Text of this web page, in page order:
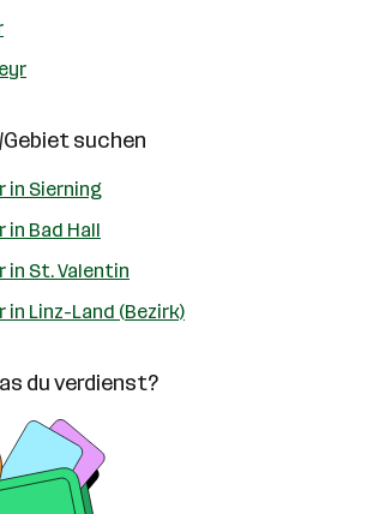
suchen
in Sierning
Bad Hall
St. Valentin
Linz-Land (Bezirk)
du verdienst?